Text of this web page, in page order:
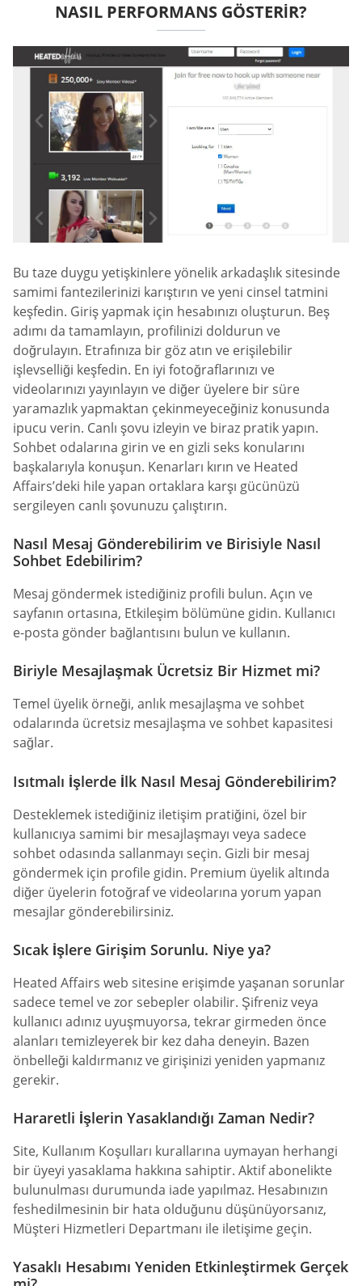
NASIL PERFORMANS GÖSTERIR?
Bu taze duygu yetişkinlere yönelik arkadaşlık sitesinde
samimi fantezilerinizi karıştırın ve yeni cinsel tatmini
keşfedin. Giriş yapmak için hesabınızı oluşturun. Beş
adımı da tamamlayın, profilinizi doldurun ve
doğrulayın. Etrafınıza bir göz atın ve erişilebilir
işlevselliği keşfedin. En iyi fotoğraflarınızı ve
videolarınızı yayınlayın ve diğer üyelere bir süre
yaramazlık yapmaktan çekinmeyeceğiniz konusunda
ipucu verin. Canlı şovu izleyin ve biraz pratik yapın.
Sohbet odalarına girin ve en gizli seks konularını
başkalarıyla konuşun. Kenarları kırın ve Heated
Affairs’deki hile yapan ortaklara karşı gücünüzü
sergileyen canlı şovunuzu çalıştırın.
Nasıl Mesaj Gönderebilirim ve Birisiyle Nasıl
Sohbet Edebilirim?
Mesaj göndermek istediğiniz profili bulun. Açın ve
sayfanın ortasına, Etkileşim bölümüne gidin. Kullanıcı
e-posta gönder bağlantısını bulun ve kullanın.
Biriyle Mesajlaşmak Ücretsiz Bir Hizmet mi?
Temel üyelik örneği, anlık mesajlaşma ve sohbet
odalarında ücretsiz mesajlaşma ve sohbet kapasitesi
sağlar.
Isıtmalı İşlerde İlk Nasıl Mesaj Gönderebilirim?
Desteklemek istediğiniz iletişim pratiğini, özel bir
kullanıcıya samimi bir mesajlaşmayı veya sadece
sohbet odasında sallanmayı seçin. Gizli bir mesaj
göndermek için profile gidin. Premium üyelik altında
diğer üyelerin fotoğraf ve videolarına yorum yapan
mesajlar gönderebilirsiniz.
Sıcak İşlere Girişim Sorunlu. Niye ya?
Heated Affairs web sitesine erişimde yaşanan sorunlar
sadece temel ve zor sebepler olabilir. Şifreniz veya
kullanıcı adınız uyuşmuyorsa, tekrar girmeden önce
alanları temizleyerek bir kez daha deneyin. Bazen
önbelleği kaldırmanız ve girişinizi yeniden yapmanız
gerekir.
Hararetli İşlerin Yasaklandığı Zaman Nedir?
Site, Kullanım Koşulları kurallarına uymayan herhangi
bir üyeyi yasaklama hakkına sahiptir. Aktif abonelikte
bulunulması durumunda iade yapılmaz. Hesabınızın
feshedilmesinin bir hata olduğunu düşünüyorsanız,
Müşteri Hizmetleri Departmanı ile iletişime geçin.
Yasaklı Hesabımı Yeniden Etkinleştirmek Gerçek